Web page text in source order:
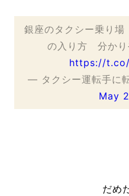
銀座のタクシー乗り
の入り方 分かり
https://t.co/
— タクシー運転手に
May
だめ